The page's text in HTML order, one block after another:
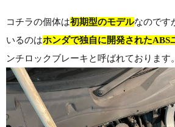
コチラの個体は初期型のモデルなのです
いるのはホンダで独自に開発されたABS
ンチロックブレーキと呼ばれております